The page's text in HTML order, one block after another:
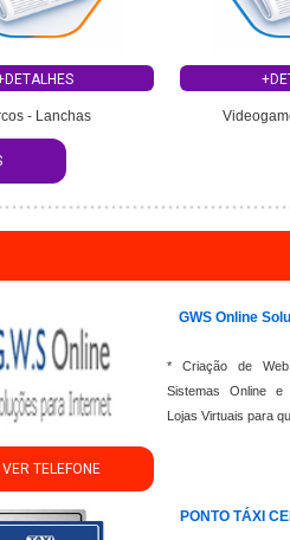
- Lanchas
TELEFONE
GWS Online
* Criação de
Sistemas Online e
Lojas Virtuais para
PONTO TÁXI